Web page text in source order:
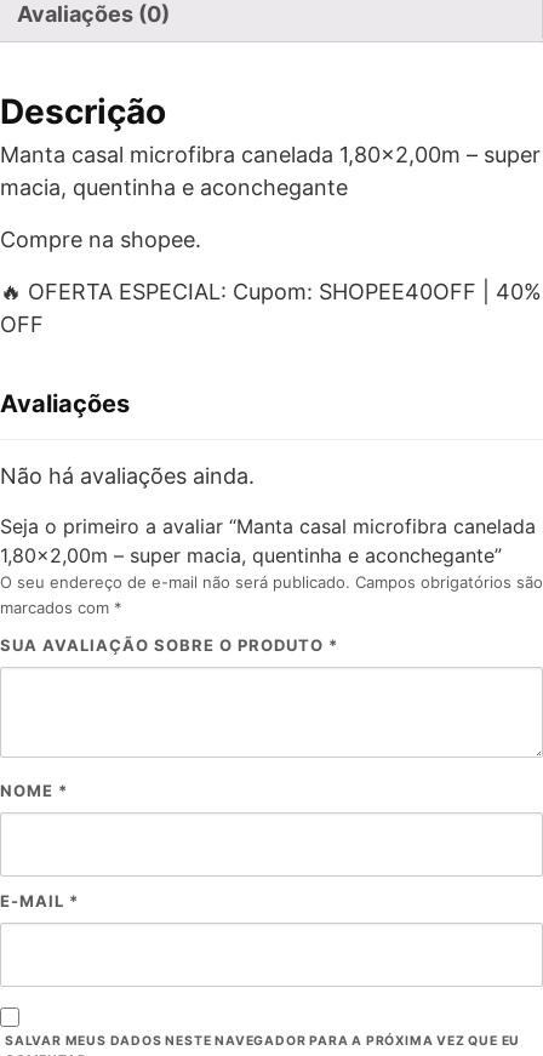
Avaliações (0)
Descrição
Manta casal microfibra canelada 1,80×2,00m – super
macia, quentinha e aconchegante
Compre na shopee.
🔥 OFERTA ESPECIAL: Cupom: SHOPEE40OFF | 40%
OFF
Avaliações
Não há avaliações ainda.
Seja o primeiro a avaliar “Manta casal microfibra canelada
1,80×2,00m – super macia, quentinha e aconchegante”
O seu endereço de e-mail não será publicado. Campos obrigatórios são
marcados com *
SUA AVALIAÇÃO SOBRE O PRODUTO *
NOME *
E-MAIL *
SALVAR MEUS DADOS NESTE NAVEGADOR PARA A PRÓXIMA VEZ QUE EU